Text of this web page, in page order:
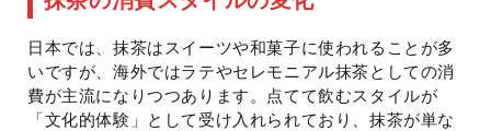
日本では、抹茶はスイーツや和菓子に使われることが多
いですが、海外ではラテやセレモニアル抹茶としての消
費が主流になりつつあります。点てて飲むスタイルが
「文化的体験」として受け入れられており、抹茶が単な